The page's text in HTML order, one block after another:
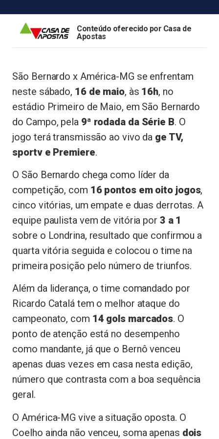
Conteúdo oferecido por Casa de
Apostas
São Bernardo x América-MG se enfrentam
neste sábado, 16 de maio, às 16h, no
estádio Primeiro de Maio, em São Bernardo
do Campo, pela 9ª rodada da Série B. O
jogo terá transmissão ao vivo da ge TV,
sportv e Premiere.
O São Bernardo chega como líder da
competição, com 16 pontos em oito jogos,
cinco vitórias, um empate e duas derrotas. A
equipe paulista vem de vitória por 3 a 1
sobre o Londrina, resultado que confirmou a
quarta vitória seguida e colocou o time na
primeira posição pelo número de triunfos.
Além da liderança, o time comandado por
Ricardo Catalá tem o melhor ataque do
campeonato, com 14 gols marcados. O
ponto de atenção está no desempenho
como mandante, já que o Bernô venceu
apenas duas vezes em casa nesta edição,
número que contrasta com a boa sequência
geral.
O América-MG vive a situação oposta. O
Coelho ainda não venceu, soma apenas dois